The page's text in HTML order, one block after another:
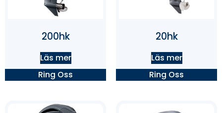
200hk
Läs mer
Ring Oss
20hk
Läs mer
Ring Oss